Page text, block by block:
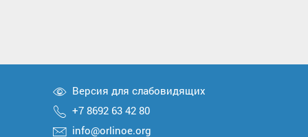
Версия для слабовидящих
+7 8692 63 42 80
info@orlinoe.org